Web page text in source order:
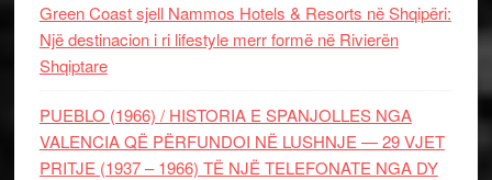
Green Coast sjell Nammos Hotels & Resorts në Shqipëri:
Një destinacion i ri lifestyle merr formë në Rivierën
Shqiptare
PUEBLO (1966) / HISTORIA E SPANJOLLES NGA
VALENCIA QË PËRFUNDOI NË LUSHNJE — 29 VJET
PRITJE (1937 – 1966) TË NJË TELEFONATE NGA DY